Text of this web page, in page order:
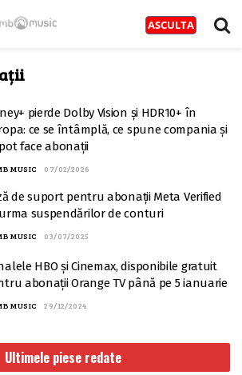
pierde Dolby Vision și HDR10+ în
ce se întâmplă, ce spune compania și
face abonații
MUSIC 07/02/2026
de suport pentru abonații Meta Verified
suspendărilor de conturi
MUSIC 03/07/2025
HBO și Cinemax, disponibile gratuit
abonații Orange TV până pe 5 ianuarie
MUSIC 29/12/2024
Ultimele piese redate